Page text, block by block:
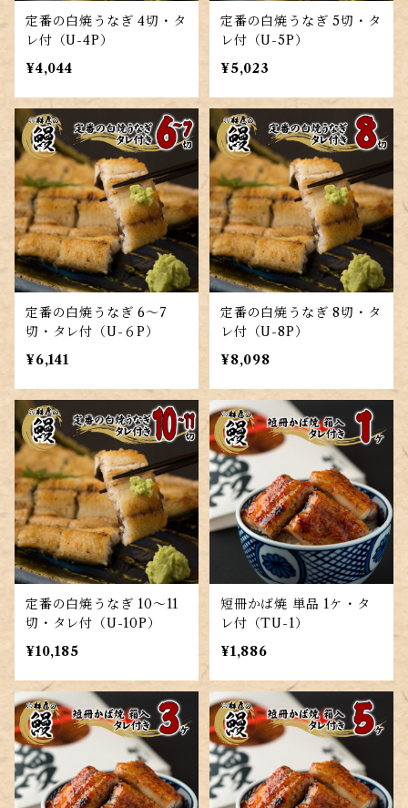
定番の白焼うなぎ 4切・タ
レ付（U-4P）
¥4,044
定番の白焼うなぎ 5切・タ
レ付（U-5P）
¥5,023
定番の白焼うなぎ 6～7
切・タレ付（U-６P）
¥6,141
定番の白焼うなぎ 8切・タ
レ付（U-8P）
¥8,098
定番の白焼うなぎ 10～11
切・タレ付（U-10P）
¥10,185
短冊かば焼 単品 1ケ・タ
レ付（TU-1）
¥1,886